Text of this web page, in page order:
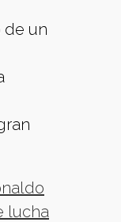
de un
lucha